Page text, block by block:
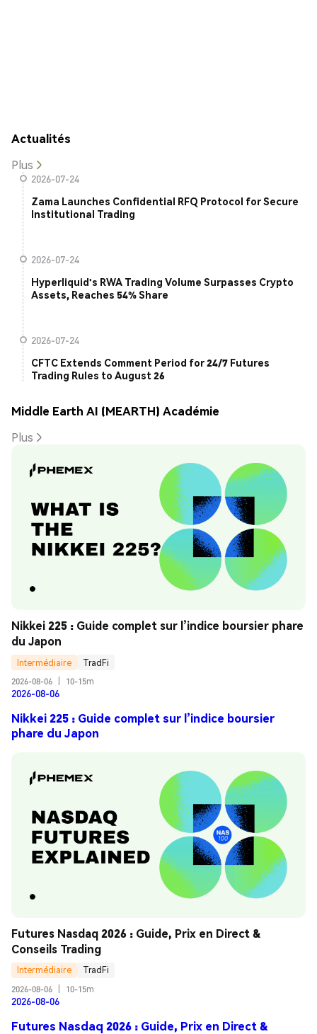
Actualités
Plus
2026-07-24
Zama Launches Confidential RFQ Protocol for Secure
Institutional Trading
2026-07-24
Hyperliquid's RWA Trading Volume Surpasses Crypto
Assets, Reaches 54% Share
2026-07-24
CFTC Extends Comment Period for 24/7 Futures
Trading Rules to August 26
Middle Earth AI (MEARTH) Académie
Plus
Nikkei 225 : Guide complet sur l’indice boursier phare
du Japon
Intermédiaire
TradFi
2026-08-06
10-15m
2026-08-06
Nikkei 225 : Guide complet sur l’indice boursier
phare du Japon
Futures Nasdaq 2026 : Guide, Prix en Direct &
Conseils Trading
Intermédiaire
TradFi
2026-08-06
10-15m
2026-08-06
Futures Nasdaq 2026 : Guide, Prix en Direct &